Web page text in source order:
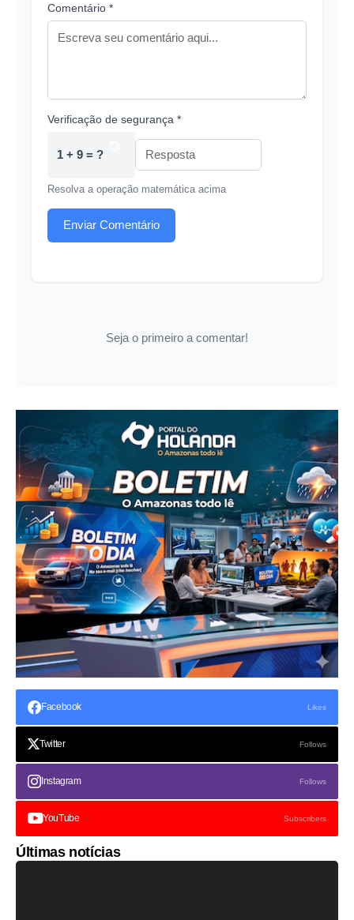
Comentário *
Verificação de segurança *
1 + 9 = ?
Resolva a operação matemática acima
Enviar Comentário
Seja o primeiro a comentar!
Facebook Likes
Twitter Follows
Instagram Follows
YouTube Subscribers
Últimas notícias